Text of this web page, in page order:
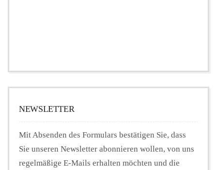
NEWSLETTER
Mit Absenden des Formulars bestätigen Sie, dass
Sie unseren Newsletter abonnieren wollen, von uns
regelmäßige E-Mails erhalten möchten und die